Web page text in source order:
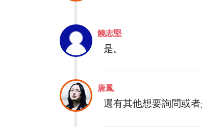
饒志堅
是。
唐鳳
還有其他想要詢問或